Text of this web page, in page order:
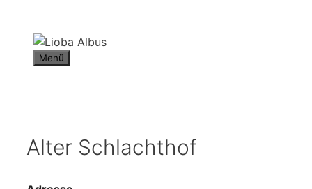
springen
Menü
Alter Schlachthof